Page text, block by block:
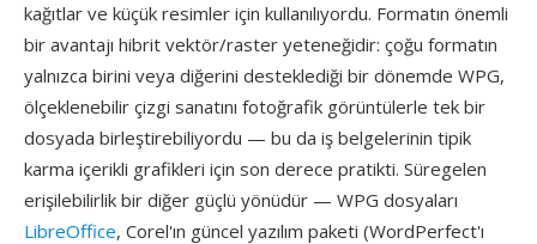
kağıtlar ve küçük resimler için kullanılıyordu. Formatın önemli
bir avantajı hibrit vektör/raster yeteneğidir: çoğu formatın
yalnızca birini veya diğerini desteklediği bir dönemde WPG,
ölçeklenebilir çizgi sanatını fotoğrafik görüntülerle tek bir
dosyada birleştirebiliyordu — bu da iş belgelerinin tipik
karma içerikli grafikleri için son derece pratikti. Süregelen
erişilebilirlik bir diğer güçlü yönüdür — WPG dosyaları
LibreOffice, Corel'ın güncel yazılım paketi (WordPerfect'ı